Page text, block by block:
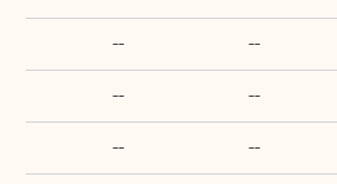
--
--
--
--
--
--